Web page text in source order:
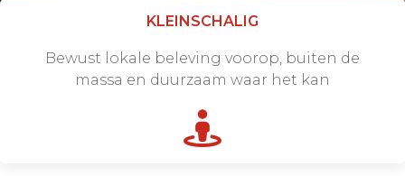
KLEINSCHALIG
Bewust lokale beleving voorop, buiten de
massa en duurzaam waar het kan